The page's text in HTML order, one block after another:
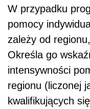
W przypadku
pomocy
zależy od
Określa go
intensywności
regionu (liczonej
kwalifikujących